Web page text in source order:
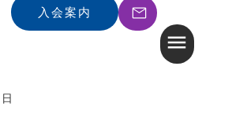
入会案内